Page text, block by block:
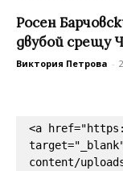
Росен
двубой срещу
Виктория Петрова -
<a
content/